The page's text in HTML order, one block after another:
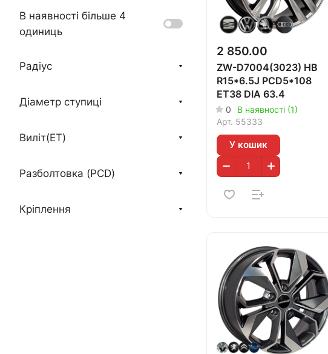
2 850.00
ZW-D7004(3023) HB
R15*6.5J PCD5*108
ET38 DIA 63.4
0
В наявності (1)
Арт. 55333
У кошик
В наявності більше 4
одиниць
Радіус
Діаметр ступиці
Виліт(ET)
Разболтовка (PCD)
Кріплення